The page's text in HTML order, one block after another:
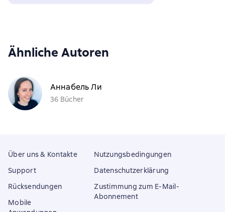
Ähnliche Autoren
Аннабель Ли
36 Bücher
Über uns & Kontakte
Support
Rücksendungen
Mobile
Nutzungsbedingungen
Datenschutzerklärung
Zustimmung zum E-Mail-
Abonnement